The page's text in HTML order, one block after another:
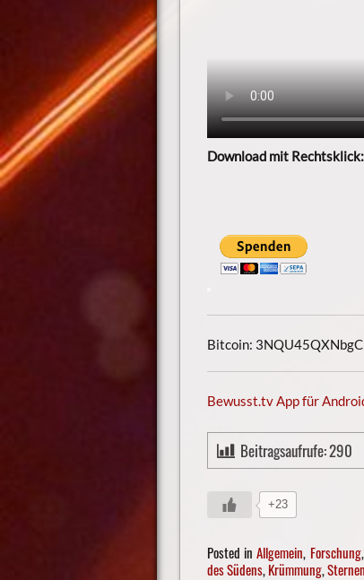
Download mit Rechtsklick:
Bitcoin:
Bewusst.tv App für
Beitragsaufrufe:290
+23
Posted inAllgemein, Forschung,
des Südens,Krümmung,